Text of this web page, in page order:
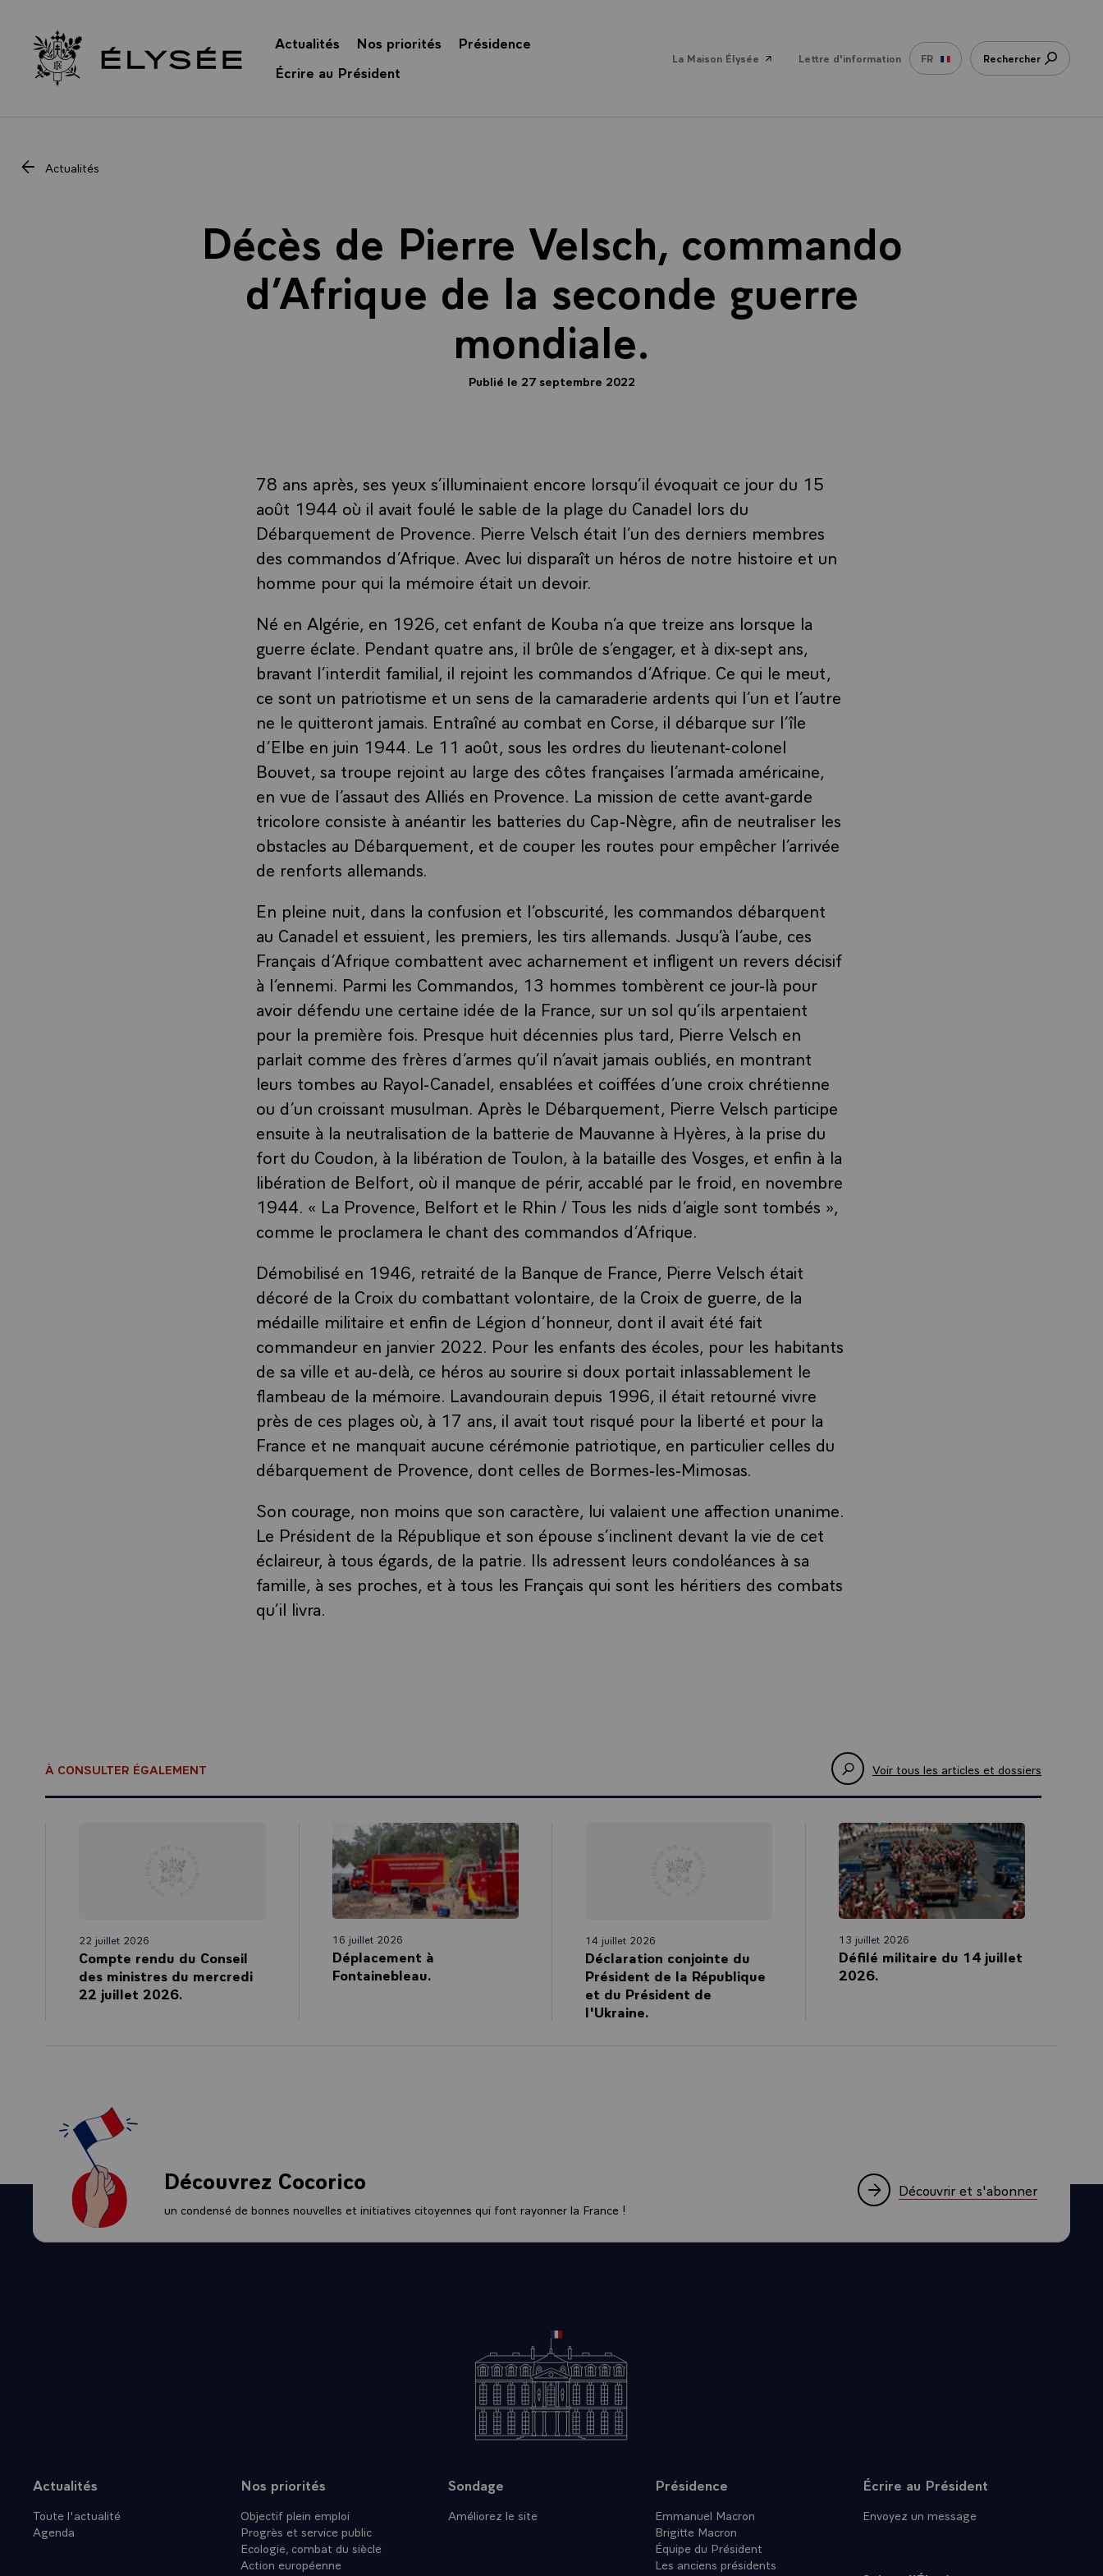
Retour à l’accueil Élysée
Actualités Nos priorités
Présidence
Écrire au Président
La Maison Élysée Lettre d'information FR Rechercher
Actualités
Décès de Pierre Velsch, commando
d’Afrique de la seconde guerre
mondiale.
Publié le 27 septembre 2022
78 ans après, ses yeux s’illuminaient encore lorsqu’il évoquait ce jour du 15
août 1944 où il avait foulé le sable de la plage du Canadel lors du
Débarquement de Provence. Pierre Velsch était l’un des derniers membres
des commandos d’Afrique. Avec lui disparaît un héros de notre histoire et un
homme pour qui la mémoire était un devoir.
Né en Algérie, en 1926, cet enfant de Kouba n’a que treize ans lorsque la
guerre éclate. Pendant quatre ans, il brûle de s’engager, et à dix-sept ans,
bravant l’interdit familial, il rejoint les commandos d’Afrique. Ce qui le meut,
ce sont un patriotisme et un sens de la camaraderie ardents qui l’un et l’autre
ne le quitteront jamais. Entraîné au combat en Corse, il débarque sur l’île
d’Elbe en juin 1944. Le 11 août, sous les ordres du lieutenant-colonel
Bouvet, sa troupe rejoint au large des côtes françaises l’armada américaine,
en vue de l’assaut des Alliés en Provence. La mission de cette avant-garde
tricolore consiste à anéantir les batteries du Cap-Nègre, afin de neutraliser les
obstacles au Débarquement, et de couper les routes pour empêcher l’arrivée
de renforts allemands.
En pleine nuit, dans la confusion et l’obscurité, les commandos débarquent
au Canadel et essuient, les premiers, les tirs allemands. Jusqu’à l’aube, ces
Français d’Afrique combattent avec acharnement et infligent un revers décisif
à l’ennemi. Parmi les Commandos, 13 hommes tombèrent ce jour-là pour
avoir défendu une certaine idée de la France, sur un sol qu’ils arpentaient
pour la première fois. Presque huit décennies plus tard, Pierre Velsch en
parlait comme des frères d’armes qu’il n’avait jamais oubliés, en montrant
leurs tombes au Rayol-Canadel, ensablées et coiffées d’une croix chrétienne
ou d’un croissant musulman. Après le Débarquement, Pierre Velsch participe
ensuite à la neutralisation de la batterie de Mauvanne à Hyères, à la prise du
fort du Coudon, à la libération de Toulon, à la bataille des Vosges, et enfin à la
libération de Belfort, où il manque de périr, accablé par le froid, en novembre
1944. « La Provence, Belfort et le Rhin / Tous les nids d’aigle sont tombés »,
comme le proclamera le chant des commandos d’Afrique.
Démobilisé en 1946, retraité de la Banque de France, Pierre Velsch était
décoré de la Croix du combattant volontaire, de la Croix de guerre, de la
médaille militaire et enfin de Légion d’honneur, dont il avait été fait
commandeur en janvier 2022. Pour les enfants des écoles, pour les habitants
de sa ville et au-delà, ce héros au sourire si doux portait inlassablement le
flambeau de la mémoire. Lavandourain depuis 1996, il était retourné vivre
près de ces plages où, à 17 ans, il avait tout risqué pour la liberté et pour la
France et ne manquait aucune cérémonie patriotique, en particulier celles du
débarquement de Provence, dont celles de Bormes-les-Mimosas.
Son courage, non moins que son caractère, lui valaient une affection unanime.
Le Président de la République et son épouse s’inclinent devant la vie de cet
éclaireur, à tous égards, de la patrie. Ils adressent leurs condoléances à sa
famille, à ses proches, et à tous les Français qui sont les héritiers des combats
qu’il livra.
À CONSULTER ÉGALEMENT Voir tous les articles et dossiers
22 juillet 2026
Compte rendu du Conseil
des ministres du mercredi
22 juillet 2026.
16 juillet 2026
Déplacement à
Fontainebleau.
14 juillet 2026
Déclaration conjointe du
Président de la République
et du Président de
l'Ukraine.
13 juillet 2026
Défilé militaire du 14 juillet
2026.
Découvrez Cocorico
un condensé de bonnes nouvelles et initiatives citoyennes qui font rayonner la France !
Découvrir et s'abonner
Plan du site
Actualités
Toute l'actualité
Agenda
Nos priorités
Objectif plein emploi
Progrès et service public
Ecologie, combat du siècle
Action européenne
Sondage
Améliorez le site
Présidence
Emmanuel Macron
Brigitte Macron
Équipe du Président
Les anciens présidents
Écrire au Président
Envoyez un message